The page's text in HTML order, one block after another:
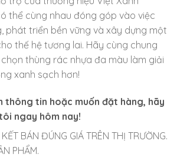
thể cùng nhau đóng góp vào việc
phát triển bền vững và xây dựng một
thế hệ tương lai. Hãy cùng chung
thùng rác nhựa đa màu làm giải
xanh sạch hơn!
thông tin hoặc muốn đặt hàng, hãy
ngay hôm nay!
BÁN ĐÚNG GIÁ TRÊN THỊ TRƯỜNG.
PHẨM.